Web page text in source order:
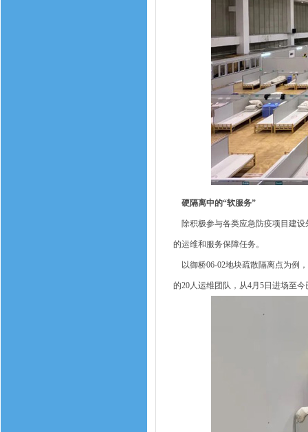
硬隔离中的“软服务”
除积极参与各类应急防疫项目建设
的运维和服务保障任务。
以御桥06-02地块疏散隔离点为例
的20人运维团队，从4月5日进场至